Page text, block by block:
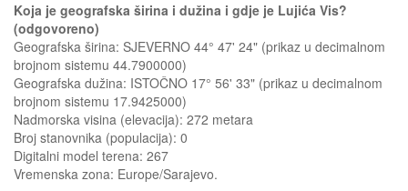
Koja je geografska širina i dužina i gdje je Lujića Vis?
(odgovoreno)
Geografska širina: SJEVERNO 44° 47' 24" (prikaz u decimalnom
brojnom sistemu 44.7900000)
Geografska dužina: ISTOČNO 17° 56' 33" (prikaz u decimalnom
brojnom sistemu 17.9425000)
Nadmorska visina (elevacija): 272 metara
Broj stanovnika (populacija): 0
Digitalni model terena: 267
Vremenska zona: Europe/Sarajevo.